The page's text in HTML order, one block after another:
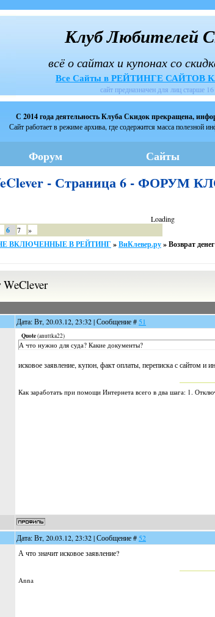
Клуб Любителей
всё о сайтах и купонах со
Все Сайты в РЕЙТИНГЕ САЙТОВ
сайт предназначен для лиц старше 16
С 2014 года деятельность Клуба Скидок прекращена,
Сайт работает в режиме архива, где содержится масса полезной
Форум Сайты
- Страница 6 - ФОРУМ
Loading
6 7 »
НЕ ВКЛЮЧЕННЫЕ В РЕЙТИНГ »ВиКлевер.ру»Возврат
Дата: Вт, 20.03.12, 23:32 | Сообщение # 51
Quote(anuttka22)
А что нужно для суда? Какие документы?
исковое заявление, купон, факт оплаты, переписка с сайтом и
Как заработать при помощи Интернета всего в два шага: 1.
Дата: Вт, 20.03.12, 23:32 | Сообщение # 52
А что значит исковое заявление?
Anna